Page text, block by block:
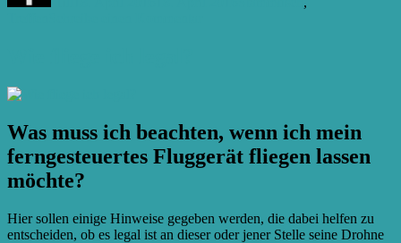
Was muss ich beachten, wenn ich mein
ferngesteuertes Fluggerät fliegen lassen
möchte?
Hier sollen einige Hinweise gegeben werden, die dabei helfen zu
entscheiden, ob es legal ist an dieser oder jener Stelle seine Drohne